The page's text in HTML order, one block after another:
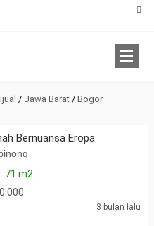
/ Jawa Barat/ Bogor
Bernuansa Eropa
71 m2
3 bulan lalu